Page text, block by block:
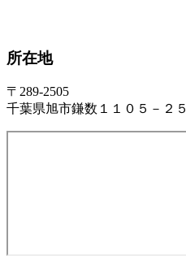
所在地
〒289-2505
千葉県旭市鎌数１１０５－２５